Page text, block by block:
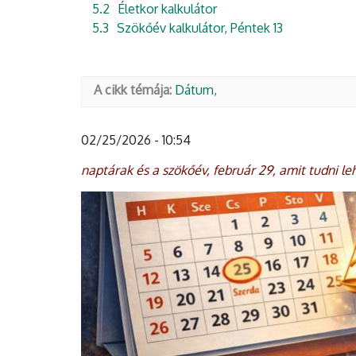
5.2 Életkor kalkulátor
5.3 Szökőév kalkulátor, Péntek 13
A cikk témája: Dátum
02/25/2026 - 10:54
naptárak és a szökőév, február 29, amit tudni